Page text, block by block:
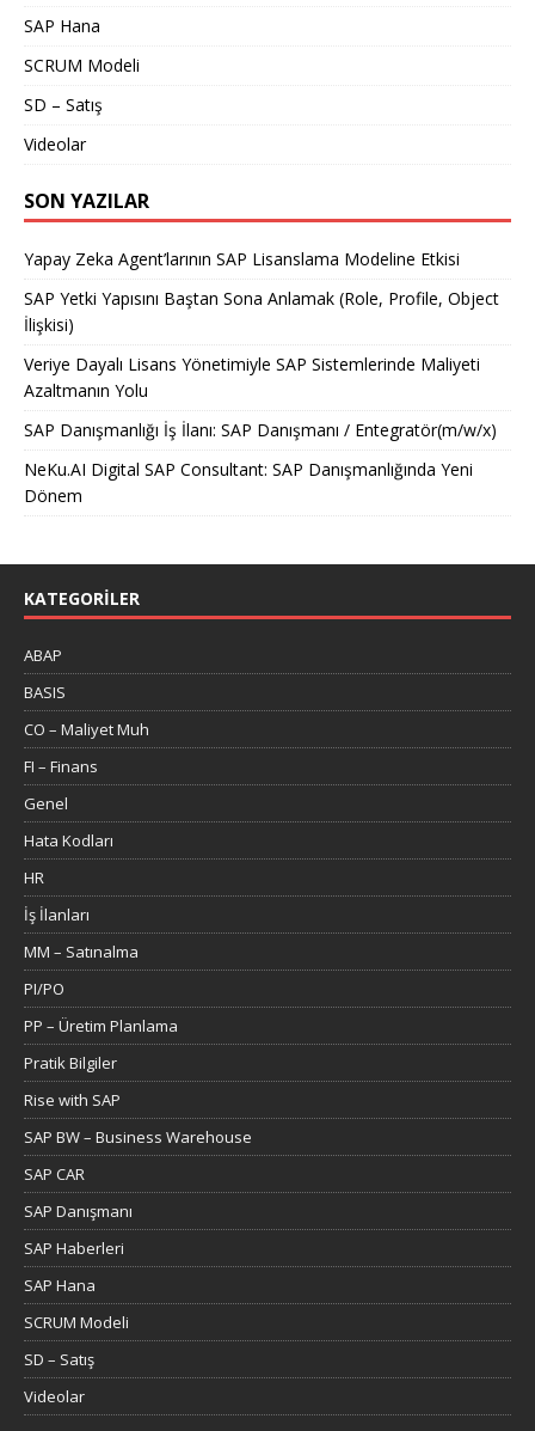
SAP Hana
SCRUM Modeli
SD – Satış
Videolar
SON YAZILAR
Yapay Zeka Agent’larının SAP Lisanslama Modeline Etkisi
SAP Yetki Yapısını Baştan Sona Anlamak (Role, Profile, Object
İlişkisi)
Veriye Dayalı Lisans Yönetimiyle SAP Sistemlerinde Maliyeti
Azaltmanın Yolu
SAP Danışmanlığı İş İlanı: SAP Danışmanı / Entegratör(m/w/x)
NeKu.AI Digital SAP Consultant: SAP Danışmanlığında Yeni
Dönem
KATEGORILER
ABAP
BASIS
CO – Maliyet Muh
FI – Finans
Genel
Hata Kodları
HR
İş İlanları
MM – Satınalma
PI/PO
PP – Üretim Planlama
Pratik Bilgiler
Rise with SAP
SAP BW – Business Warehouse
SAP CAR
SAP Danışmanı
SAP Haberleri
SAP Hana
SCRUM Modeli
SD – Satış
Videolar